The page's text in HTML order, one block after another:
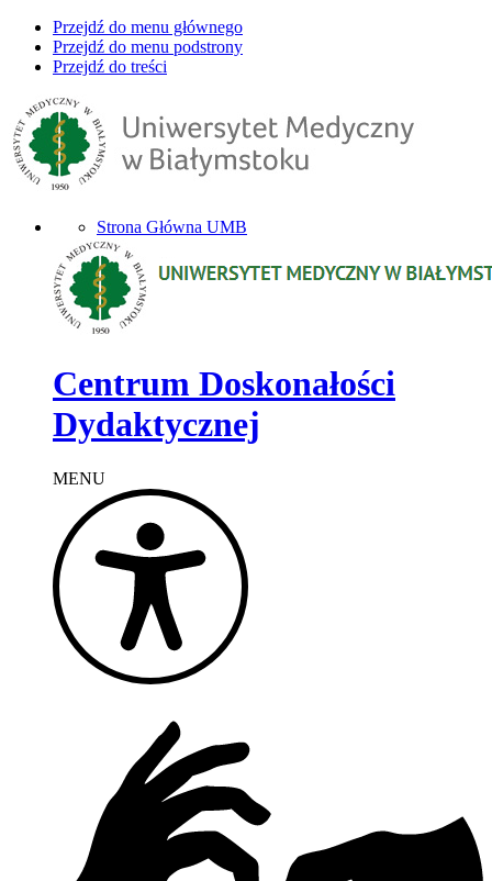
Przejdź do menu głównego
Przejdź do menu podstrony
Przejdź do treści
Strona Główna UMB
Centrum Doskonałości
Dydaktycznej
MENU